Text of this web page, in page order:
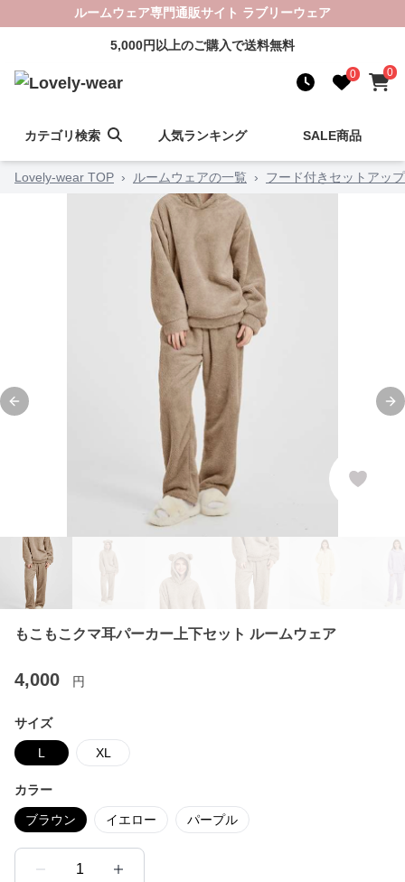
ルームウェア専門通販サイト ラブリーウェア
5,000円以上のご購入で送料無料
0 0
カテゴリ検索 人気ランキング SALE商品
Lovely-wear TOP › ルームウェアの一覧 › フード付きセットアッ
Previous slide
もこもこクマ耳パーカー上下セット ルームウェア
4,000 円
サイズ
L XL
カラー
ブラウン イエロー パープル
1